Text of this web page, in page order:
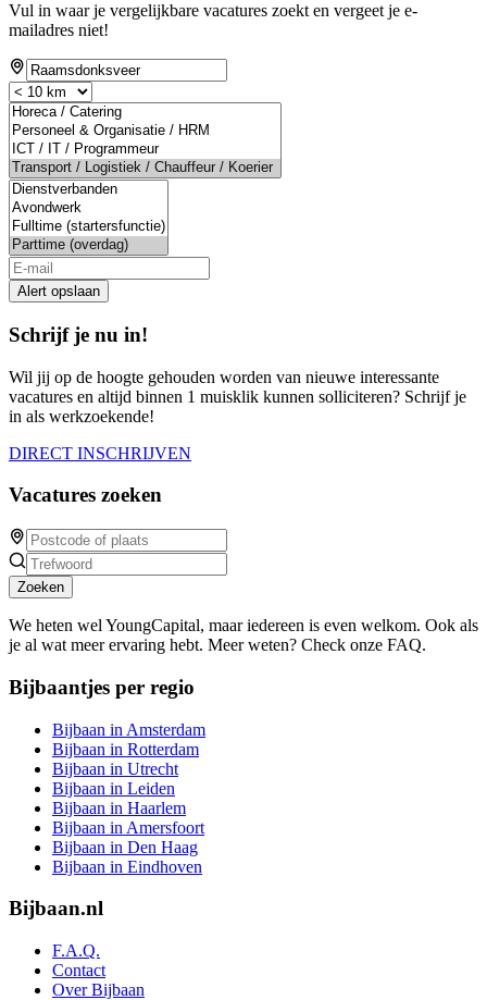
Vul in waar je vergelijkbare vacatures zoekt en vergeet je e-
mailadres niet!
Alert opslaan
Schrijf je nu in!
Wil jij op de hoogte gehouden worden van nieuwe interessante
vacatures en altijd binnen 1 muisklik kunnen solliciteren? Schrijf je
in als werkzoekende!
DIRECT INSCHRIJVEN
Vacatures zoeken
Zoeken
We heten wel YoungCapital, maar iedereen is even welkom. Ook als
je al wat meer ervaring hebt. Meer weten? Check onze FAQ.
Bijbaantjes per regio
Bijbaan in Amsterdam
Bijbaan in Rotterdam
Bijbaan in Utrecht
Bijbaan in Leiden
Bijbaan in Haarlem
Bijbaan in Amersfoort
Bijbaan in Den Haag
Bijbaan in Eindhoven
Bijbaan.nl
F.A.Q.
Contact
Over Bijbaan